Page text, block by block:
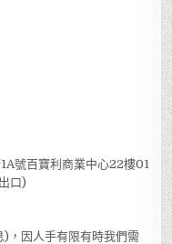
號百寶利商業中心22樓01
口)
，因人手有限有時我們需